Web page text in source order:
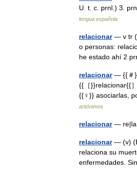
U. t. c. prnl.) 3.
lengua española
relacionar— v tr
o personas:
he estado ahí 2
relacionar— {{＃
{{［}}relacionar{{
{{♀}} asociarlas,
antónimos
relacionar—
relacionar— (v)
relaciona su
enfermedades.